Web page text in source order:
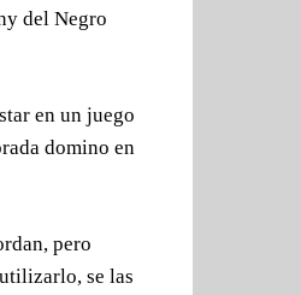
del Negro
en un juego
domino en
pero
se las